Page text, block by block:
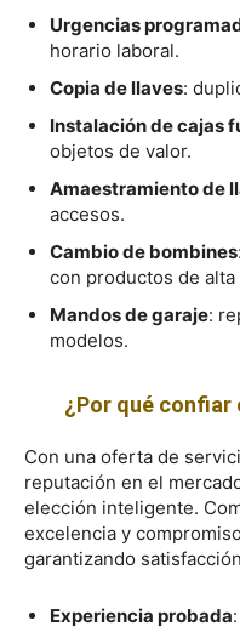
Urgencias
horario laboral.
Copia de llaves:
Instalación de cajas
objetos de valor.
Amaestramiento de
accesos.
Cambio de bombines
con productos de alta
Mandos de garaje:
modelos.
¿Por qué confiar
Con una oferta de
reputación en el
elección inteligente.
excelencia y
garantizando
Experiencia probada